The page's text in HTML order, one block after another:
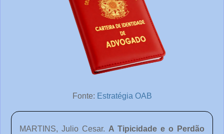
Fonte: Estratégia OAB
MARTINS, Julio Cesar. A Tipicidade e o Perdão